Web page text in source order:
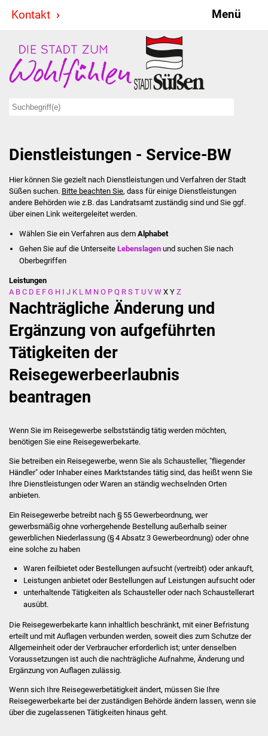
Kontakt Menü
Stadt & Politik
Bürgermeister
Ausschüsse
Ratsinformationssystem
Jugendbeirat
Summerrockfestival
Stadtverwaltung
Ansprechpartner
Stellenangebote
Veröffentlichungen
Ortsrecht
FNP / Bebauungspläne
Wahlen
Jubiläumsjahr 2021
Projekte
Schulentwicklung Bizet
Sanierung Hallenbad
Sanierung Bizethalle
Dienstleistungen - Service-BW
Hier können Sie gezielt nach Dienstleistungen und Verfahren der Stadt
Süßen suchen. Bitte beachten Sie, dass für einige Dienstleistungen
andere Behörden wie z.B. das Landratsamt zuständig sind und Sie ggf.
über einen Link weitergeleitet werden.
Wählen Sie ein Verfahren aus dem Alphabet
Gehen Sie auf die UnterseiteLebenslagen und suchen Sie nach
Oberbegriffen
Leistungen
A B C D E F G H I J K L M N O P Q R S T U V W X Y Z
Nachträgliche Änderung und
Ergänzung von aufgeführten
Tätigkeiten der
Reisegewerbeerlaubnis
beantragen
Wenn Sie im Reisegewerbe selbstständig tätig werden möchten,
benötigen Sie eine Reisegewerbekarte.
Sie betreiben ein Reisegewerbe, wenn Sie als Schausteller, "fliegender
Händler" oder Inhaber eines Marktstandes tätig sind, das heißt wenn Sie
Ihre Dienstleistungen oder Waren an ständig wechselnden Orten
anbieten.
Ein Reisegewerbe betreibt nach § 55 Gewerbeordnung, wer
gewerbsmäßig ohne vorhergehende Bestellung außerhalb seiner
gewerblichen Niederlassung (§ 4 Absatz 3 Gewerbeordnung) oder ohne
eine solche zu haben
Waren feilbietet oder Bestellungen aufsucht (vertreibt) oder ankauft,
Leistungen anbietet oder Bestellungen auf Leistungen aufsucht oder
unterhaltende Tätigkeiten als Schausteller oder nach Schaustellerart
ausübt.
Die Reisegewerbekarte kann inhaltlich beschränkt, mit einer Befristung
erteilt und mit Auflagen verbunden werden, soweit dies zum Schutze der
Allgemeinheit oder der Verbraucher erforderlich ist; unter denselben
Voraussetzungen ist auch die nachträgliche Aufnahme, Änderung und
Ergänzung von Auflagen zulässig.
Wenn sich Ihre Reisegewerbetätigkeit ändert, müssen Sie Ihre
Reisegewerbekarte bei der zuständigen Behörde ändern lassen, wenn sie
über die zugelassenen Tätigkeiten hinaus geht.